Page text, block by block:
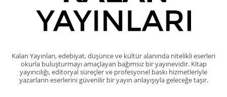
Kalan Yayınları, edebiyat, düşünce ve kültür alanında nitelikli eserleri
okurla buluşturmayı amaçlayan bağımsız bir yayınevidir. Kitap
yayıncılığı, editoryal süreçler ve profesyonel baskı hizmetleriyle
yazarların eserlerini güvenilir bir yayın anlayışıyla geleceğe taşır.